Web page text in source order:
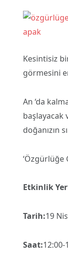
Kesintisiz
görmesini
An ‘da
başlayacak
doğanızın
‘Özgürlüğe
Etkinlik
Tarih:19
Saat:12:00-